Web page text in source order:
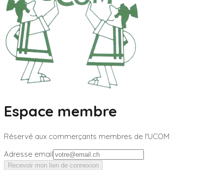
Espace membre
Réservé aux commerçants membres de l'UCOM
Adresse email
Recevoir mon lien de connexion